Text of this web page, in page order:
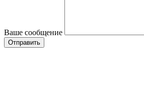
Ваше сообщение